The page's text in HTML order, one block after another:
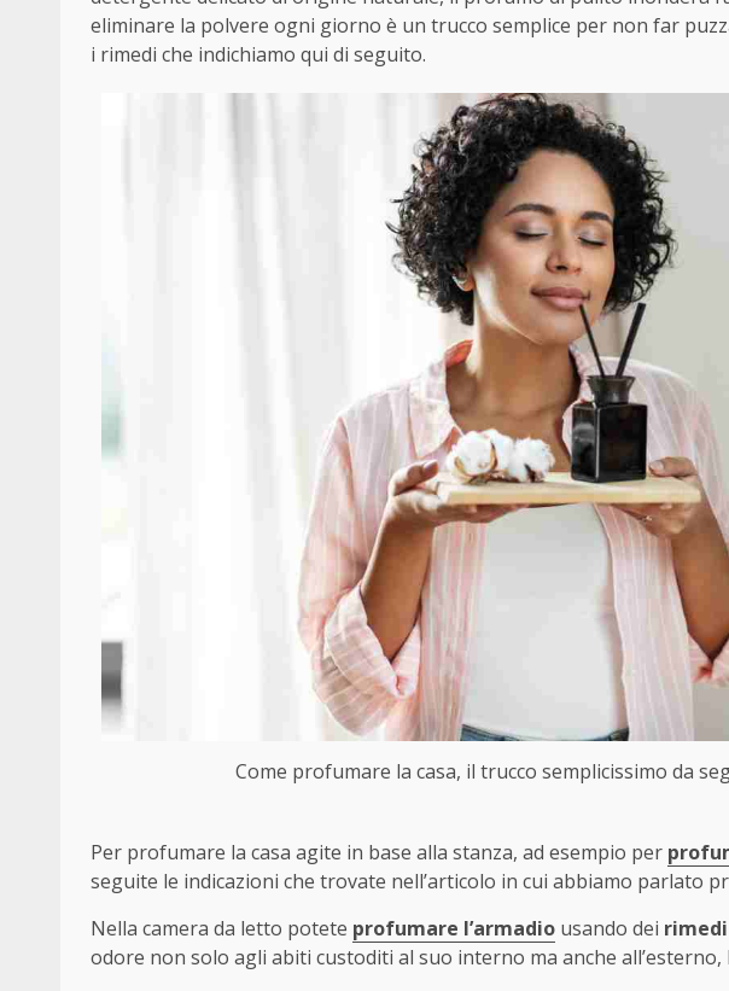
eliminare la polvere ogni giorno è un trucco semplice per non far
i rimedi che indichiamo qui di seguito.
Come profumare la casa, il trucco semplicissimo da
Per profumare la casa agite in base alla stanza, ad esempio per
seguite le indicazioni che trovate nell’articolo in cui abbiamo parlato
Nella camera da letto potete profumare l’armadio usando dei
odore non solo agli abiti custoditi al suo interno ma anche all’esterno,